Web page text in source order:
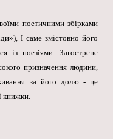
поетичними збірками
І саме змістовно його
із поезіями. Загострене
призначення людини,
за його долю - це
книжки.